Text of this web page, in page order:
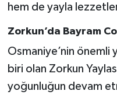
hem de yayla
Zorkun’da Bayram
Osmaniye’nin
biri olan Zorkun
yoğunluğun devam